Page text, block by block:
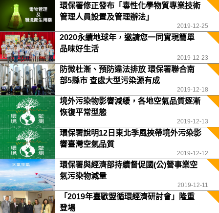
環保署修正發布「毒性化學物質專業技術
管理人員設置及管理辦法」
2019-12-25
2020永續地球年，邀請您一同實現簡單
品味好生活
2019-12-23
防微杜漸、預防違法排放 環保署聯合南
部5縣市 查處大型污染源有成
2019-12-18
境外污染物影響減緩，各地空氣品質逐漸
恢復平常型態
2019-12-13
環保署說明12日東北季風挾帶境外污染影
響臺灣空氣品質
2019-12-12
環保署與經濟部持續督促國(公)營事業空
氣污染物減量
2019-12-11
「2019年臺歐盟循環經濟研討會」隆重
登場